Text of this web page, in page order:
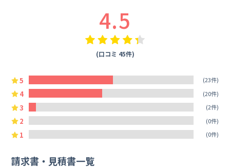
4.5
(口コミ 45件)
5 (23件)
4 (20件)
3 (2件)
2 (0件)
1 (0件)
請求書・見積書一覧